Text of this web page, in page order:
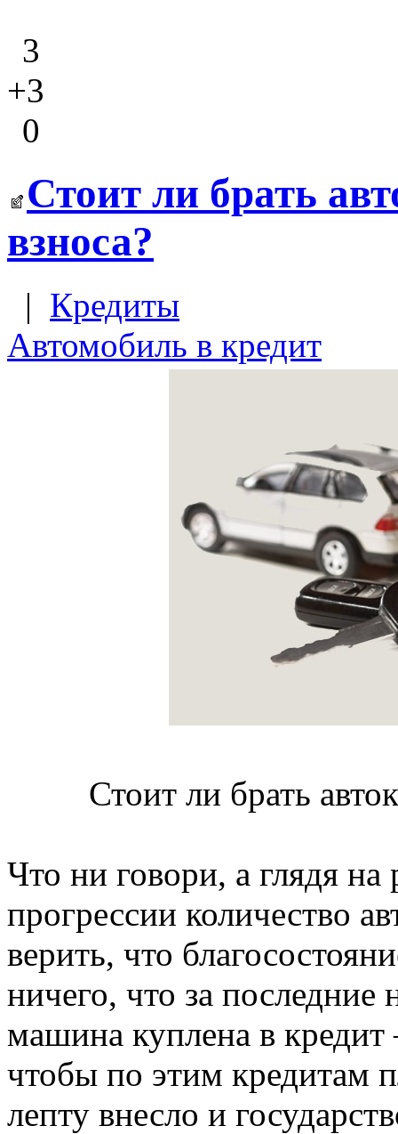
3
+3
0
Стоит ли брать
взноса?
| Кредиты
Автомобиль в кредит
Стоит ли брать
Что ни говори, а глядя на
прогрессии количество
верить, что
ничего, что за последние
машина куплена в кредит
чтобы по этим кредитам
лепту внесло и